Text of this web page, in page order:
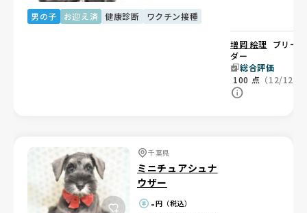
男の子
お迎え済 健康診断 ワクチン接種
増岡 絵理
ブリー
ダー
総合評価
100 点 （12/12）
千葉県
ミニチュアシュナ
ウザー
-円（税込）